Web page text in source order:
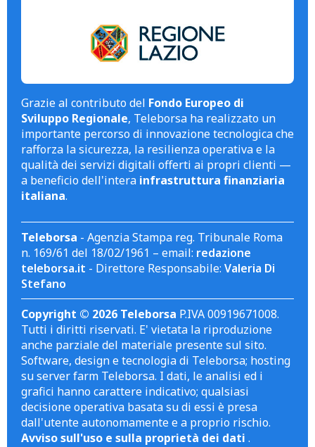
Grazie al contributo del Fondo Europeo di
Sviluppo Regionale, Teleborsa ha realizzato un
importante percorso di innovazione tecnologica che
rafforza la sicurezza, la resilienza operativa e la
qualità dei servizi digitali offerti ai propri clienti —
a beneficio dell'intera infrastruttura finanziaria
italiana.
Teleborsa - Agenzia Stampa reg. Tribunale Roma
n. 169/61 del 18/02/1961 – email: redazione
teleborsa.it - Direttore Responsabile: Valeria Di
Stefano
Copyright © 2026 Teleborsa P.IVA 00919671008.
Tutti i diritti riservati. E' vietata la riproduzione
anche parziale del materiale presente sul sito.
Software, design e tecnologia di Teleborsa; hosting
su server farm Teleborsa. I dati, le analisi ed i
grafici hanno carattere indicativo; qualsiasi
decisione operativa basata su di essi è presa
dall'utente autonomamente e a proprio rischio.
Avviso sull'uso e sulla proprietà dei dati .